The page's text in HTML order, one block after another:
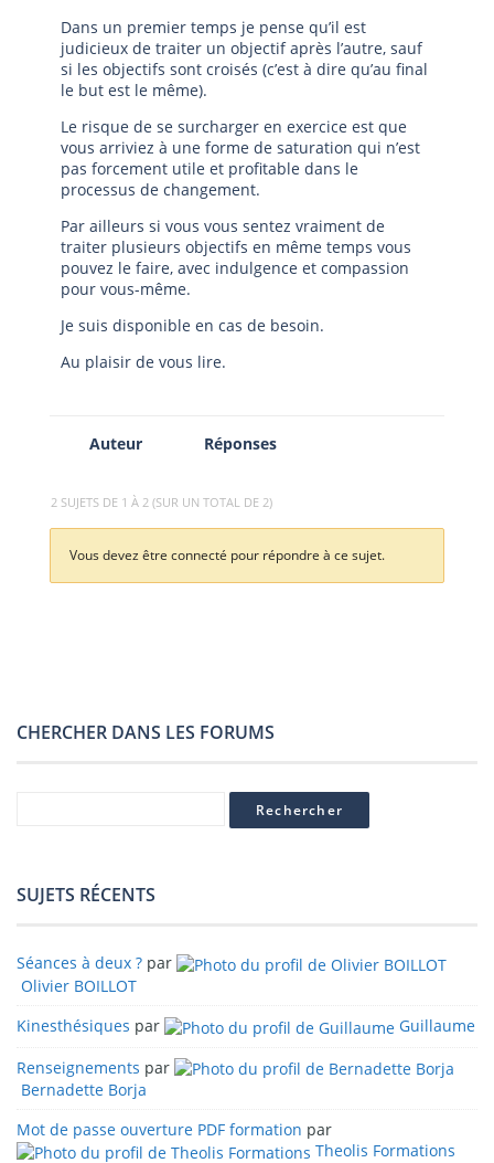
Dans un premier temps je pense qu’il est
judicieux de traiter un objectif après l’autre, sauf
si les objectifs sont croisés (c’est à dire qu’au final
le but est le même).
Le risque de se surcharger en exercice est que
vous arriviez à une forme de saturation qui n’est
pas forcement utile et profitable dans le
processus de changement.
Par ailleurs si vous vous sentez vraiment de
traiter plusieurs objectifs en même temps vous
pouvez le faire, avec indulgence et compassion
pour vous-même.
Je suis disponible en cas de besoin.
Au plaisir de vous lire.
Auteur Réponses
2 SUJETS DE 1 À 2 (SUR UN TOTAL DE 2)
Vous devez être connecté pour répondre à ce sujet.
CHERCHER DANS LES FORUMS
SUJETS RÉCENTS
Séances à deux ? par
Olivier BOILLOT
Kinesthésiques par
Guillaume
Renseignements par
Bernadette Borja
Mot de passe ouverture PDF formation par
Theolis Formations